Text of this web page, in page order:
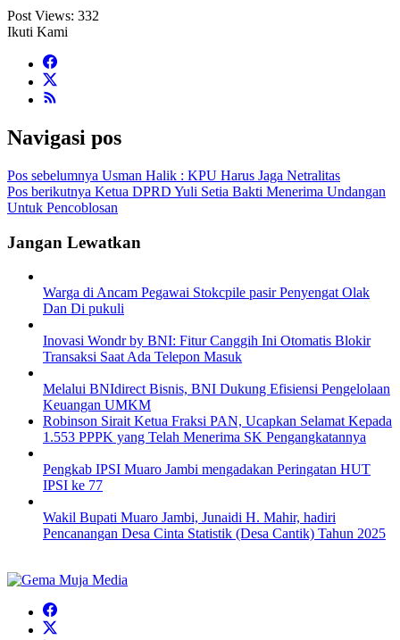
Post Views: 332
Ikuti Kami
Navigasi pos
Pos sebelumnya Usman Halik : KPU Harus Jaga Netralitas
Pos berikutnya Ketua DPRD Yuli Setia Bakti Menerima Undangan
Untuk Pencoblosan
Jangan Lewatkan
Warga di Ancam Pegawai Stokcpile pasir Penyengat Olak
Dan Di pukuli
Inovasi Wondr by BNI: Fitur Canggih Ini Otomatis Blokir
Transaksi Saat Ada Telepon Masuk
Melalui BNIdirect Bisnis, BNI Dukung Efisiensi Pengelolaan
Keuangan UMKM
Robinson Sirait Ketua Fraksi PAN, Ucapkan Selamat Kepada
1.553 PPPK yang Telah Menerima SK Pengangkatannya
Pengkab IPSI Muaro Jambi mengadakan Peringatan HUT
IPSI ke 77
Wakil Bupati Muaro Jambi, Junaidi H. Mahir, hadiri
Pencanangan Desa Cinta Statistik (Desa Cantik) Tahun 2025